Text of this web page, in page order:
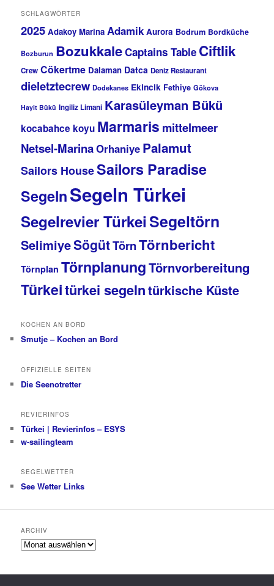
SCHLAGWÖRTER
2025 Adakoy Marina Adamik Aurora Bodrum Bordküche
Bozburun BozukkaleCaptains Table Ciftlik
Crew Cökertme Dalaman Datca Deniz Restaurant
dieletztecrew Dodekanes Ekincik Fethiye Gökova
Hayit Bükü Ingiliz Limani Karasüleyman Bükü
kocabahce koyu Marmaris mittelmeer
Netsel-MarinaOrhaniye Palamut
Sailors HouseSailors Paradise
SegelnSegeln Türkei
Segelrevier TürkeiSegeltörn
SelimiyeSögütTörnTörnbericht
Törnplan TörnplanungTörnvorbereitung
Türkeitürkei segelntürkische Küste
KOCHEN AN BORD
Smutje – Kochen an Bord
OFFIZIELLE SEITEN
Die Seenotretter
REVIERINFOS
Türkei | Revierinfos – ESYS
w-sailingteam
SEGELWETTER
See Wetter Links
ARCHIV
Archiv